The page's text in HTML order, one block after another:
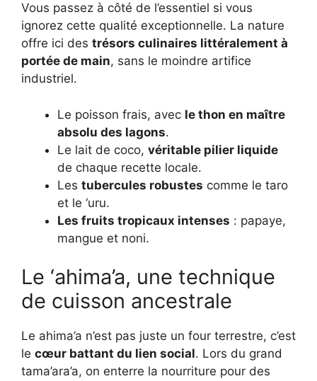
Vous passez à côté de l’essentiel si vous
ignorez cette qualité exceptionnelle. La nature
offre ici des trésors culinaires littéralement à
portée de main, sans le moindre artifice
industriel.
Le poisson frais, avec le thon en maître
absolu des lagons.
Le lait de coco, véritable pilier liquide
de chaque recette locale.
Les tubercules robustes comme le taro
et le ‘uru.
Les fruits tropicaux intenses : papaye,
mangue et noni.
Le ‘ahima’a, une technique
de cuisson ancestrale
Le ahima’a n’est pas juste un four terrestre, c’est
le cœur battant du lien social. Lors du grand
tama’ara’a, on enterre la nourriture pour des